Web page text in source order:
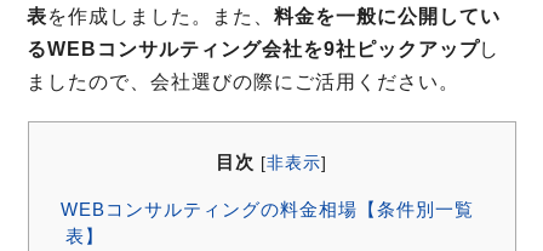
表を作成しました。また、 料金を一般に公開してい
るWEBコンサルティング会社を9社ピックアップし
ましたので、会社選びの際にご活用ください。
目次 [非表示]
WEBコンサルティングの料金相場【条件別一覧
表】